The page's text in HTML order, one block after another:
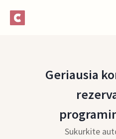
Geriausia
Sukurkite